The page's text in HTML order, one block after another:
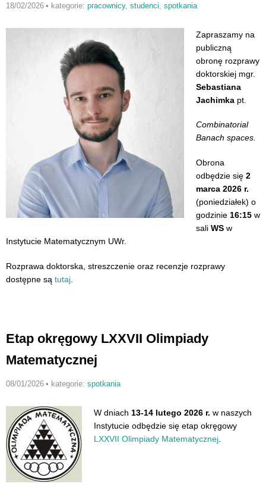
18/02/2026 • kategorie: pracownicy, studenci spotkania
Zapraszamy na
publiczną
obronę rozprawy
doktorskiej mgr.
Sebastiana
Jachimka pt.
Combinatorial
Banach spaces.
Obrona
odbędzie się 2
marca 2026 r.
(poniedziałek) o
godzinie 16:15 w
sali WS w
Instytucie Matematycznym UWr.
Rozprawa doktorska, streszczenie oraz recenzje rozprawy
dostępne są tutaj
Etap okręgowy LXXVII Olimpiady
Matematycznej
08/01/2026 • kategorie: spotkania
W dniach 13-14 lutego 2026 r. w naszych
Instytucie odbędzie się etap okręgowy
LXXVII Olimpiady Matematycznej.